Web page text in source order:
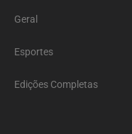
Geral
Esportes
Edições Completas